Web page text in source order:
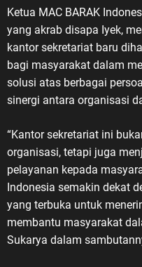
Ketua MAC BARAK
yang akrab disapa Iyek,
kantor sekretariat baru
bagi masyarakat dalam
solusi atas berbagai
sinergi antara organisasi
“Kantor sekretariat ini
organisasi, tetapi juga
pelayanan kepada
Indonesia semakin dekat
yang terbuka untuk
membantu masyarakat
Sukarya dalam